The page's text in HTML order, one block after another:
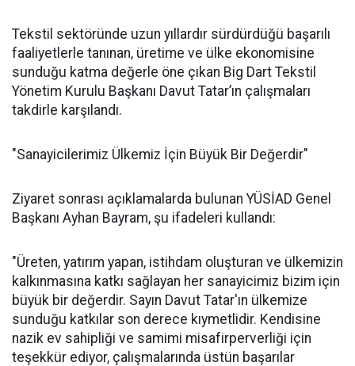
Tekstil sektöründe uzun yıllardır sürdürdüğü başarılı
faaliyetlerle tanınan, üretime ve ülke ekonomisine
sunduğu katma değerle öne çıkan Big Dart Tekstil
Yönetim Kurulu Başkanı Davut Tatar’ın çalışmaları
takdirle karşılandı.
"Sanayicilerimiz Ülkemiz İçin Büyük Bir Değerdir"
Ziyaret sonrası açıklamalarda bulunan YÜSİAD Genel
Başkanı Ayhan Bayram, şu ifadeleri kullandı:
"Üreten, yatırım yapan, istihdam oluşturan ve ülkemizin
kalkınmasına katkı sağlayan her sanayicimiz bizim için
büyük bir değerdir. Sayın Davut Tatar'ın ülkemize
sunduğu katkılar son derece kıymetlidir. Kendisine
nazik ev sahipliği ve samimi misafirperverliği için
teşekkür ediyor, çalışmalarında üstün başarılar